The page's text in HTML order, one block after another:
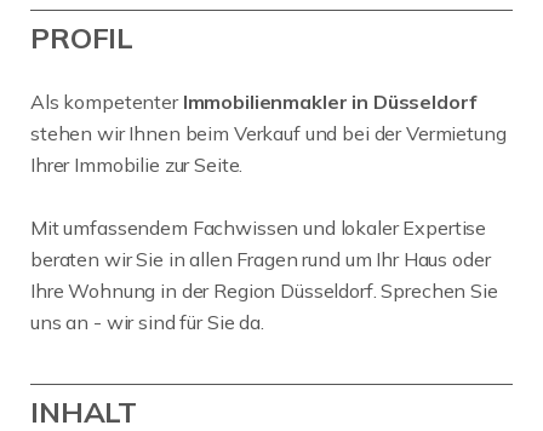
PROFIL
Als kompetenter Immobilienmakler in Düsseldorf
stehen wir Ihnen beim Verkauf und bei der Vermietung
Ihrer Immobilie zur Seite.
Mit umfassendem Fachwissen und lokaler Expertise
beraten wir Sie in allen Fragen rund um Ihr Haus oder
Ihre Wohnung in der Region Düsseldorf. Sprechen Sie
uns an - wir sind für Sie da.
INHALT